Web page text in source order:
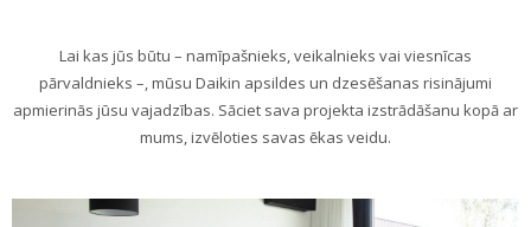
Lai kas jūs būtu – namīpašnieks, veikalnieks vai viesnīcas
pārvaldnieks –, mūsu Daikin apsildes un dzesēšanas risinājumi
apmierinās jūsu vajadzības. Sāciet sava projekta izstrādāšanu kopā ar
mums, izvēloties savas ēkas veidu.